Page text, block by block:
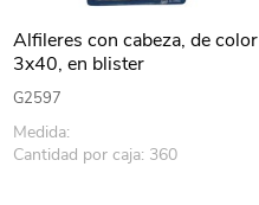
Alfileres con cabeza, de color
3x40, en blister
G2597
Medida:
Cantidad por caja: 360